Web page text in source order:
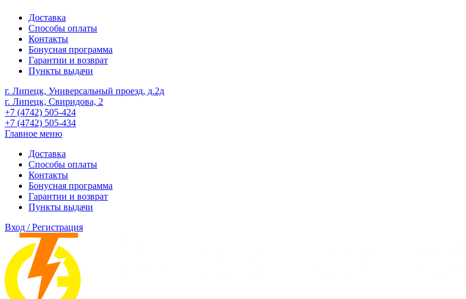
Доставка
Способы оплаты
Контакты
Бонусная программа
Гарантии и возврат
Пункты выдачи
г. Липецк, Универсальный проезд, д.2д
г. Липецк, Свиридова, 2
+7 (4742) 505-424
+7 (4742) 505-434
Главное меню
Доставка
Способы оплаты
Контакты
Бонусная программа
Гарантии и возврат
Пункты выдачи
Вход / Регистрация